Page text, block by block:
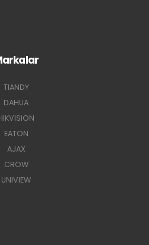
TIANDY
DAHUA
EATON
AJAX
CROW
UNIVIEW